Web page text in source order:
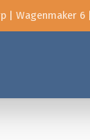
| Wagenmaker